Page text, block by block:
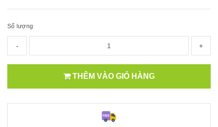
Số lượng
- +
THÊM VÀO GIỎ HÀNG